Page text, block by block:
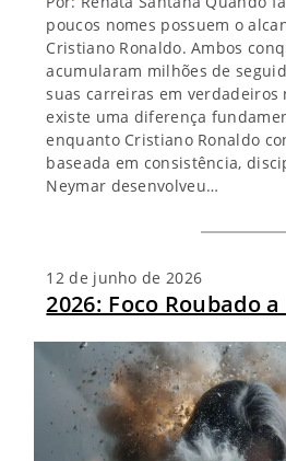
poucos nomes possuem o
Cristiano Ronaldo. Ambos
acumularam milhões de
suas carreiras em verdadeiros
existe uma diferença
enquanto Cristiano Ronaldo
baseada em consistência,
Neymar desenvolveu…
12 de junho de 2026
2026: Foco Roubado